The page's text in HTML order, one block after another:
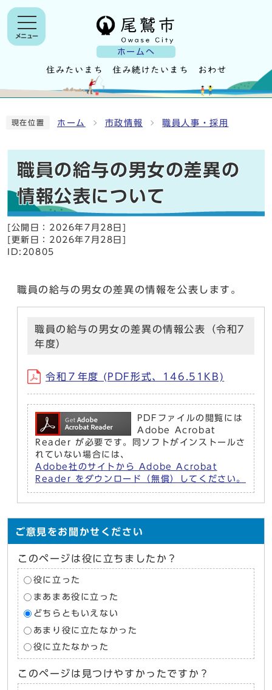
ホームへ
メニュー
現在位置 ホーム 市政情報 職員人事・採用
職員の給与の男女の差異の
情報公表について
[公開日： 2026年7月28日
[更新日： 2026年7月28日
ID:20805
職員の給与の男女の差異の情報を公表します。
職員の給与の男女の差異の情報公表（令和7
年度）
令和７年度 (PDF形式、146.51KB)
PDFファイルの閲覧には
Adobe Acrobat
Reader が必要です。同ソフトがインストールさ
れていない場合には、
Adobe社のサイトから Adobe Acrobat
Reader をダウンロード（無償）してください。
ご意見をお聞かせください
このページは役に立ちましたか？
役に立った
まあまあ役に立った
どちらともいえない
あまり役に立たなかった
役に立たなかった
このページは見つけやすかったですか？